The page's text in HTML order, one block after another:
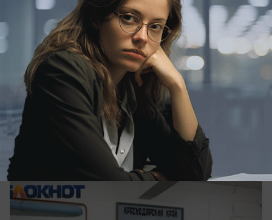
вчера в 09:52 0
Происшествия
Ильский НПЗ горит после атаки БПЛА на
Кубань: ранены пять человек
Что известно об атаке на Ильский НПЗ в
Краснодарском крае